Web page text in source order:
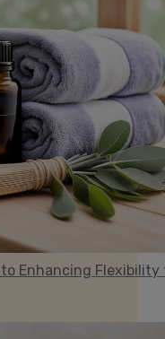
Enhancing Flexibility